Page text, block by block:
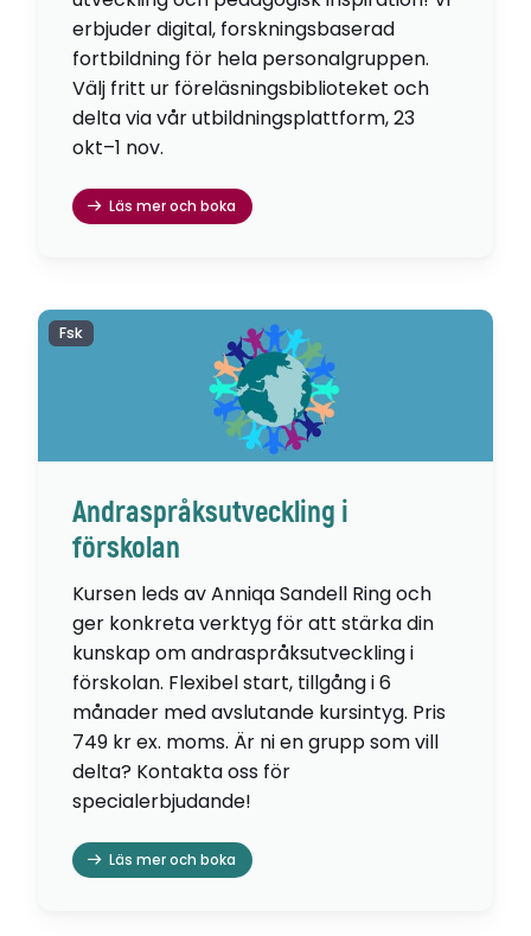
erbjuder digital, forskningsbaserad
fortbildning för hela personalgruppen.
Välj fritt ur föreläsningsbiblioteket och
delta via vår utbildningsplattform, 23
okt–1 nov.
Läs mer och boka
Andraspråksutveckling i
förskolan
Kursen leds av Anniqa Sandell Ring och
ger konkreta verktyg för att stärka din
kunskap om andraspråksutveckling i
förskolan. Flexibel start, tillgång i 6
månader med avslutande kursintyg. Pris
749 kr ex. moms. Är ni en grupp som vill
delta? Kontakta oss för
specialerbjudande!
Läs mer och boka
Fsk